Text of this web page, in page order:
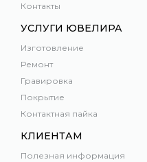
Контакты
УСЛУГИ ЮВЕЛИРА
Изготовление
Ремонт
Гравировка
Покрытие
Контактная пайка
КЛИЕНТАМ
Полезная информация